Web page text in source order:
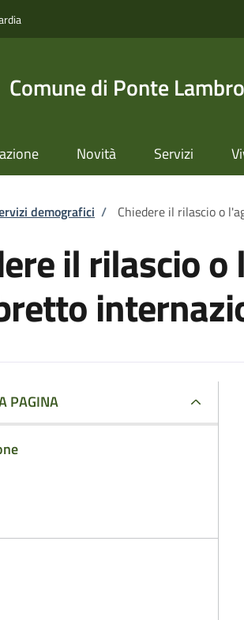
Comune di Ponte Lambro
Novità Servizi
di pane
demografici / Chiedere il rilascio o
il rilascio
PAGINA